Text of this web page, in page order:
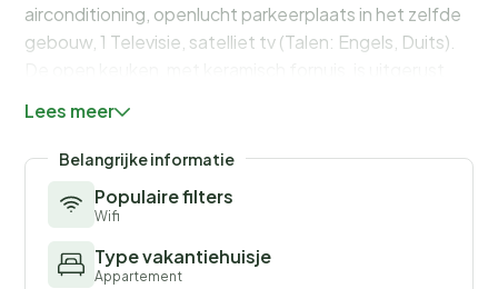
airconditioning, openlucht parkeerplaats in het zelfde
gebouw, 1 Televisie, satelliet tv (Talen: Engels, Duits).
keukengerei, koffiezetapparaat, broodrooster en
waterkoker.
Lees meer
Belangrijke informatie
Populaire filters
Wifi
Type vakantiehuisje
Appartement